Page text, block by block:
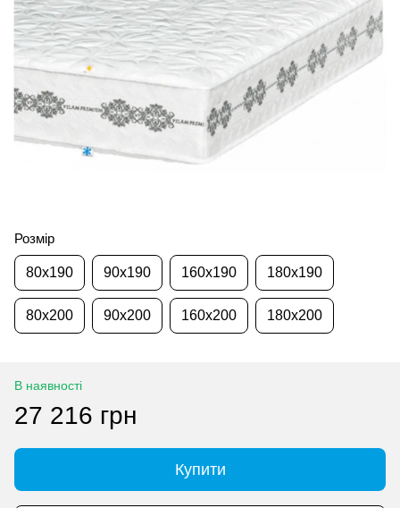
Розмір
80x190 90x190 160x190 180x190
80x200 90x200 160x200 180x200
В наявності
27 216 грн
Купити